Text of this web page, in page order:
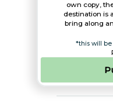
own copy,
destination is
bring along
*this will be